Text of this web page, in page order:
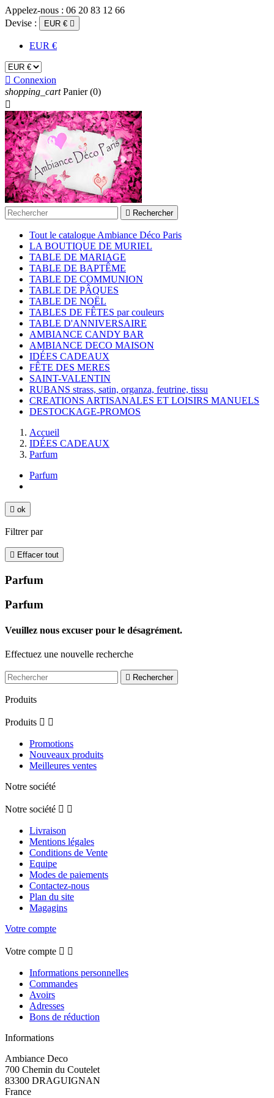
Appelez-nous : 06 20 83 12 66
Devise :
EUR € 
EUR €
 Connexion
shopping_cart Panier (0)

 Rechercher
Tout le catalogue Ambiance Déco Paris
LA BOUTIQUE DE MURIEL
TABLE DE MARIAGE
TABLE DE BAPTÊME
TABLE DE COMMUNION
TABLE DE PÂQUES
TABLE DE NOËL
TABLES DE FÊTES par couleurs
TABLE D'ANNIVERSAIRE
AMBIANCE CANDY BAR
AMBIANCE DECO MAISON
IDÉES CADEAUX
FÊTE DES MERES
SAINT-VALENTIN
RUBANS strass, satin, organza, feutrine, tissu
CREATIONS ARTISANALES ET LOISIRS MANUELS
DESTOCKAGE-PROMOS
Accueil
IDÉES CADEAUX
Parfum
Parfum
 ok
Filtrer par
 Effacer tout
Parfum
Parfum
Veuillez nous excuser pour le désagrément.
Effectuez une nouvelle recherche
 Rechercher
Produits
Produits  
Promotions
Nouveaux produits
Meilleures ventes
Notre société
Notre société  
Livraison
Mentions légales
Conditions de Vente
Equipe
Modes de paiements
Contactez-nous
Plan du site
Magagins
Votre compte
Votre compte  
Informations personnelles
Commandes
Avoirs
Adresses
Bons de réduction
Informations
Ambiance Deco
700 Chemin du Coutelet
83300 DRAGUIGNAN
France